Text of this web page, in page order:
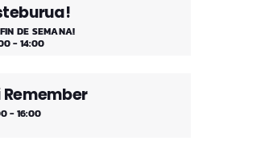
DE SEMANA!
- 14:00
Remember
- 16:00